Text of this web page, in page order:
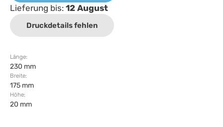
Lieferung bis: 12 August
Druckdetails fehlen
Länge:
230 mm
Breite:
175 mm
Höhe:
20 mm